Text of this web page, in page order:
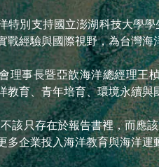
特別支持國立澎湖科技大學
戰經驗與國際視野，為台灣
理事長暨亞歆海洋總經理王
教育、青年培育、環境永續
不該只存在於報告書裡，而
多企業投入海洋教育與海洋